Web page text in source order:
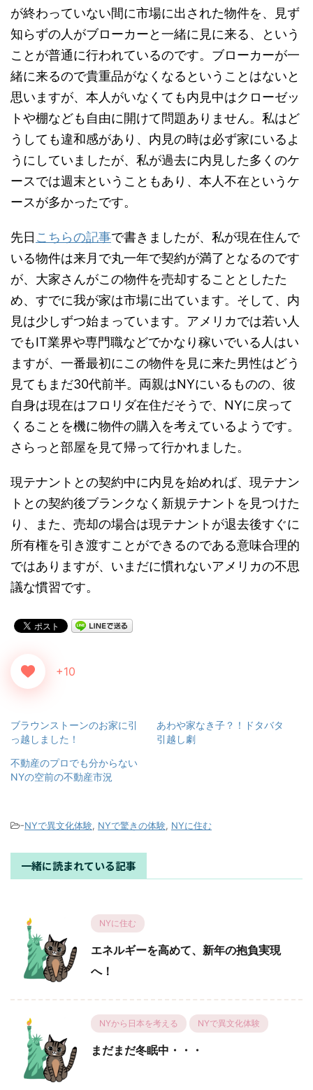
が終わっていない間に市場に出された物件を、見ず
知らずの人がブローカーと一緒に見に来る、という
ことが普通に行われているのです。ブローカーが一
緒に来るので貴重品がなくなるということはないと
思いますが、本人がいなくても内見中はクローゼッ
トや棚なども自由に開けて問題ありません。私はど
うしても違和感があり、内見の時は必ず家にいるよ
うにしていましたが、私が過去に内見した多くのケ
ースでは週末ということもあり、本人不在というケ
ースが多かったです。
先日 こちらの記事で書きましたが、私が現在住んで
いる物件は来月で丸一年で契約が満了となるのです
が、大家さんがこの物件を売却することとしたた
め、すでに我が家は市場に出ています。そして、内
見は少しずつ始まっています。アメリカでは若い人
でもIT業界や専門職などでかなり稼いでいる人はい
ますが、一番最初にこの物件を見に来た男性はどう
見てもまだ30代前半。両親はNYにいるものの、彼
自身は現在はフロリダ在住だそうで、NYに戻って
くることを機に物件の購入を考えているようです。
さらっと部屋を見て帰って行かれました。
現テナントとの契約中に内見を始めれば、現テナン
トとの契約後ブランクなく新規テナントを見つけた
り、また、売却の場合は現テナントが退去後すぐに
所有権を引き渡すことができるのである意味合理的
ではありますが、いまだに慣れないアメリカの不思
議な慣習です。
+10
ブラウンストーンのお家に引
っ越しました！
あわや家なき子？！ドタバタ
引越し劇
不動産のプロでも分からない
NYの空前の不動産市況
-NYで異文化体験, NYで驚きの体験, NYに住む
一緒に読まれている記事
NYに住む
エネルギーを高めて、新年の抱負実現
へ！
NYから日本を考える NYで異文化体験
まだまだ冬眠中・・・